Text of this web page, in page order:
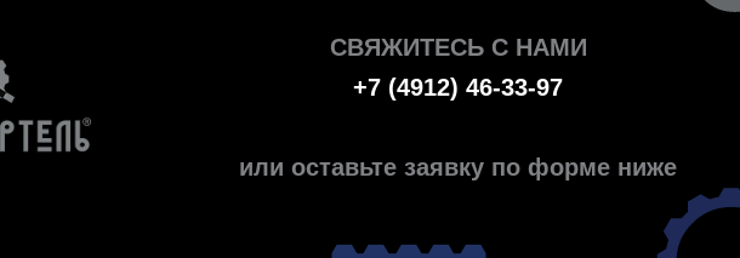
СВЯЖИТЕСЬ С НАМИ
+7 (4912) 46-33-97
или оставьте заявку по форме ниже